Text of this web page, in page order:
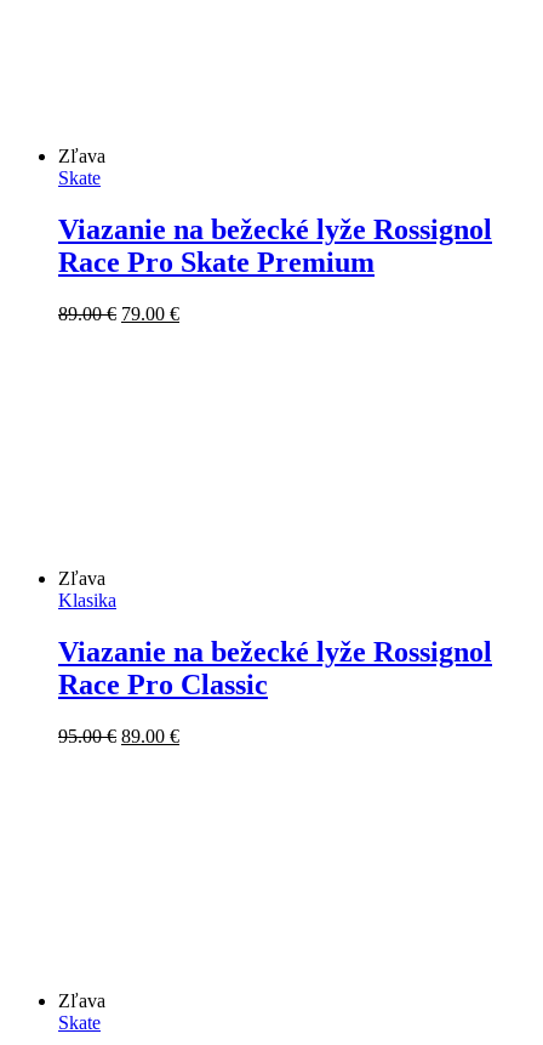
Zľava
Skate
Viazanie na bežecké lyže Rossignol
Race Pro Skate Premium
89.00€ Pôvodná
79.00 €Aktuálna
Zľava
Klasika
Viazanie na bežecké lyže Rossignol
Race Pro Classic
95.00€ Pôvodná
89.00 €Aktuálna
Zľava
Skate